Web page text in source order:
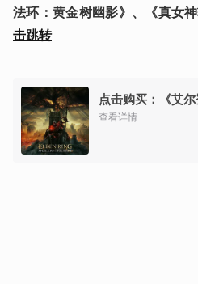
法环：黄金树幽影》、《真女
击跳转
点击购买：《艾
查看详情